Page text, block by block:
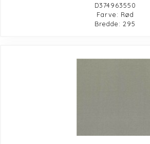
D374963550
Farve: Rød
Bredde: 295